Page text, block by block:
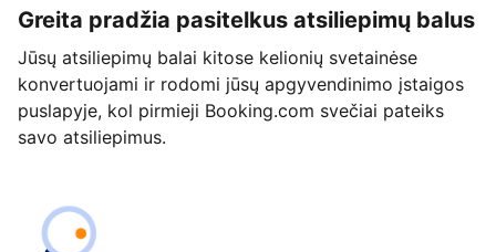
Greita pradžia pasitelkus atsiliepimų balus
Jūsų atsiliepimų balai kitose kelionių svetainėse
konvertuojami ir rodomi jūsų apgyvendinimo įstaigos
puslapyje, kol pirmieji Booking.com svečiai pateiks
savo atsiliepimus.